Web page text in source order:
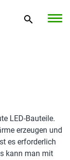
LED-Bauteile.
erzeugen und
es erforderlich
kann man mit